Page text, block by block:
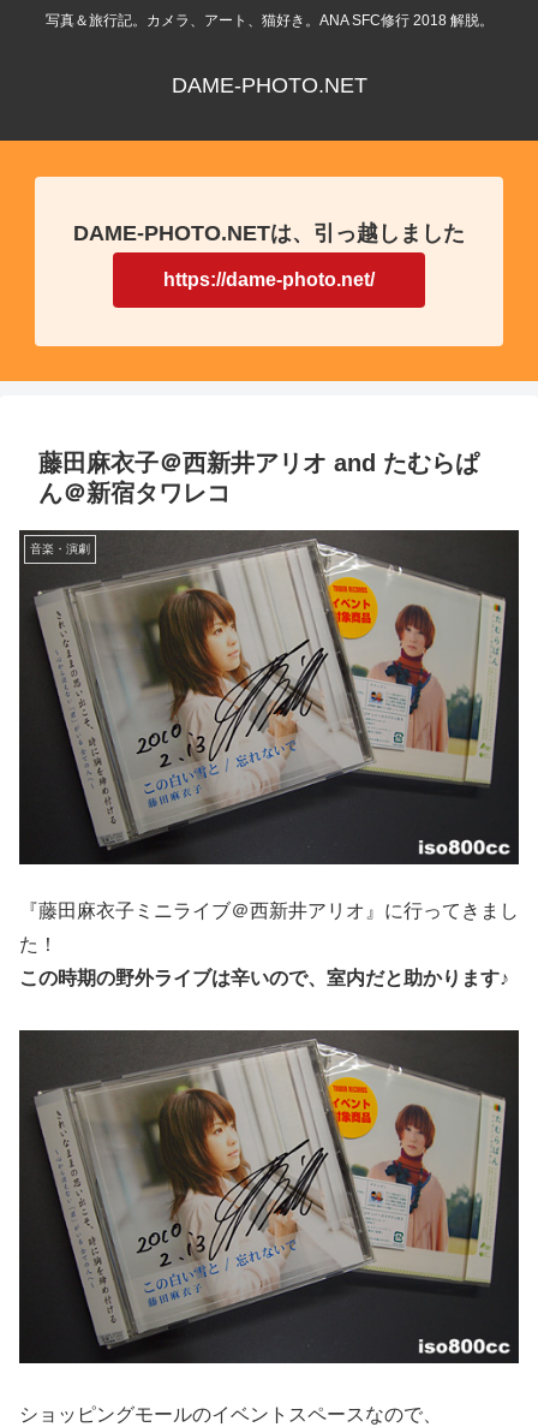
写真＆旅行記。カメラ、アート、猫好き。ANA SFC修行 2018 解脱。
DAME-PHOTO.NET
DAME-PHOTO.NETは、引っ越しました
https://dame-photo.net/
藤田麻衣子＠西新井アリオ and たむらぱ
ん＠新宿タワレコ
音楽・演劇
『藤田麻衣子ミニライブ＠西新井アリオ』に行ってきまし
た！
この時期の野外ライブは辛いので、室内だと助かります♪
ショッピングモールのイベントスペースなので、